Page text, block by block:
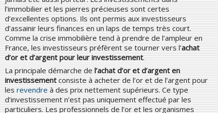
l’immobilier et les pierres précieuses sont certes
d’excellentes options. Ils ont permis aux investisseurs
d’assainir leurs finances en un laps de temps très court.
Comme la crise immobilière tend à prendre de l’ampleur en
France, les investisseurs préfèrent se tourner vers l’achat
d’or et d’argent pour leur investissement.
La principale démarche de l’achat d’or et d’argent en
investissementconsiste à acheter de l’or et de l’argent pour
les revendre à des prix nettement supérieurs. Ce type
d’investissement n’est pas uniquement effectué par les
particuliers. Les professionnels de l’or et les organismes